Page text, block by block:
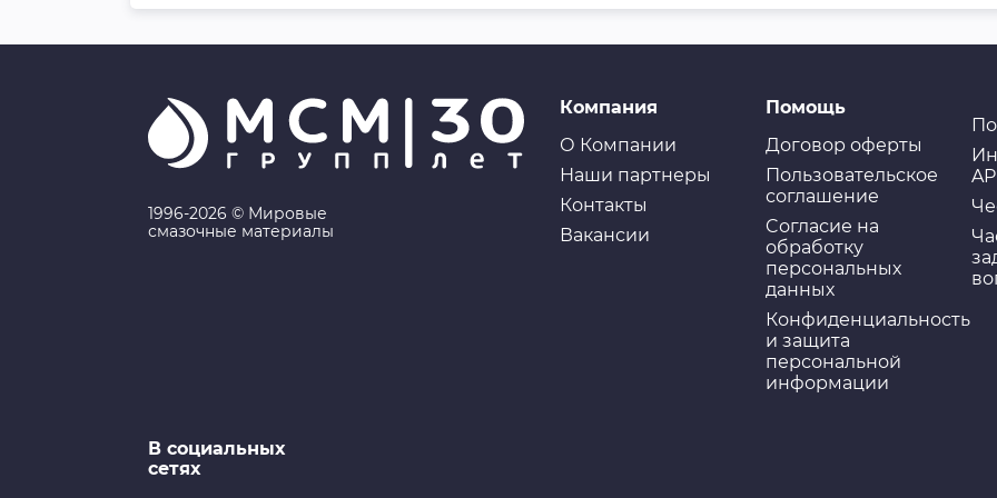
1996-2026 © Мировые
смазочные материалы
Компания
О Компании
Наши партнеры
Контакты
Вакансии
Помощь
Договор оферты
Пользовательское
соглашение
Cогласие на
обработку
персональных
данных
Конфиденциальность
и защита
персональной
информации
В социальных
сетях